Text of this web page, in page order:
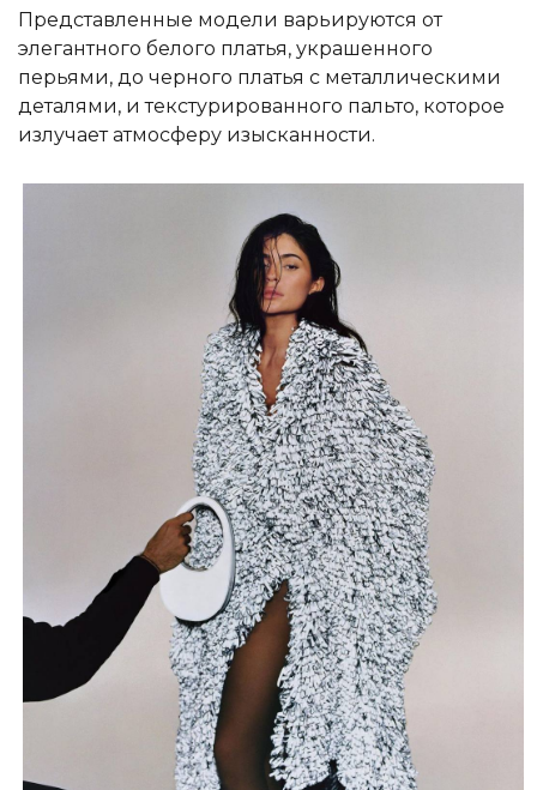
Представленные модели варьируются от
элегантного белого платья, украшенного
перьями, до черного платья с металлическими
деталями, и текстурированного пальто, которое
излучает атмосферу изысканности.